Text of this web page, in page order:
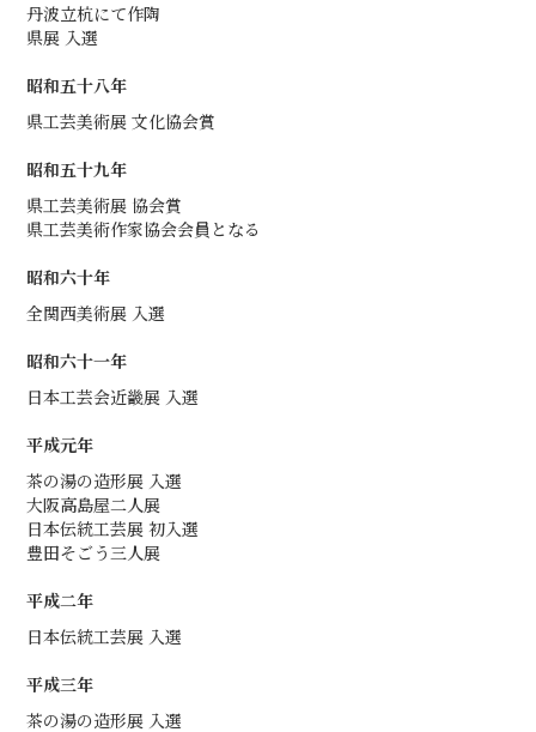
丹波立杭にて作陶
県展 入選
昭和五十八年
県工芸美術展 文化協会賞
昭和五十九年
県工芸美術展 協会賞
県工芸美術作家協会会員となる
昭和六十年
全関西美術展 入選
昭和六十一年
日本工芸会近畿展 入選
平成元年
茶の湯の造形展 入選
大阪高島屋二人展
日本伝統工芸展 初入選
豊田そごう三人展
平成二年
日本伝統工芸展 入選
平成三年
茶の湯の造形展 入選